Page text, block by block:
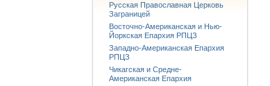
Русская Православная Церковь
Заграницей
Восточно-Американская и Нью-
Йоркская Епархия РПЦЗ
Западно-Американская Епархия
РПЦЗ
Чикагская и Средне-
Американская Епархия